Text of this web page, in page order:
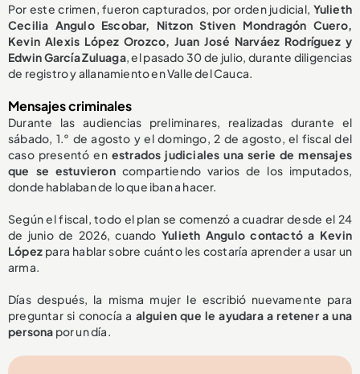
Por este crimen, fueron capturados, por orden judicial, Yulieth
Cecilia Angulo Escobar, Nitzon Stiven Mondragón Cuero,
Kevin Alexis López Orozco, Juan José Narváez Rodríguez y
Edwin García Zuluaga, el pasado 30 de julio, durante diligencias
de registro y allanamiento en Valle del Cauca.
Mensajes criminales
Durante las audiencias preliminares, realizadas durante el
sábado, 1.° de agosto y el domingo, 2 de agosto, el fiscal del
caso presentó en estrados judiciales una serie de mensajes
que se estuvieroncompartiendo varios de los imputados,
donde hablaban de lo que iban a hacer.
Según el fiscal, todo el plan se comenzó a cuadrar desde el 24
de junio de 2026, cuando Yulieth Angulo contactó a Kevin
López para hablar sobre cuánto les costaría aprender a usar un
arma.
Días después, la misma mujer le escribió nuevamente para
preguntar si conocía a alguien que le ayudara a retener a una
persona por un día.